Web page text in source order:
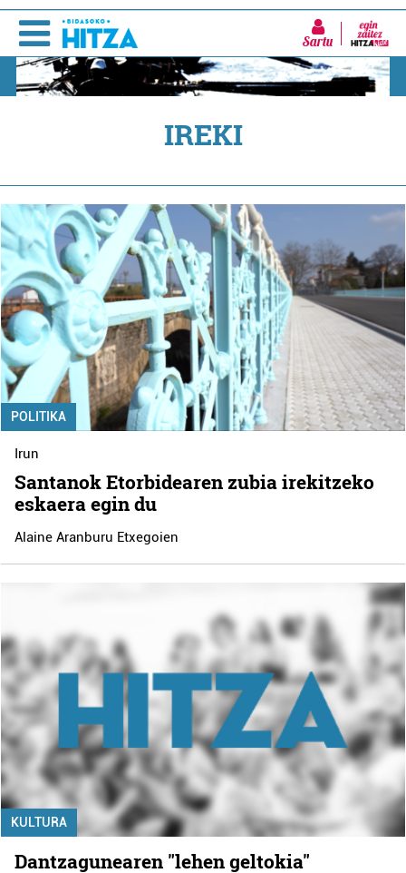
Sartu
IREKI
POLITIKA
Irun
Santanok Etorbidearen zubia irekitzeko
eskaera egin du
Alaine Aranburu Etxegoien
KULTURA
Dantzagunearen "lehen geltokia"